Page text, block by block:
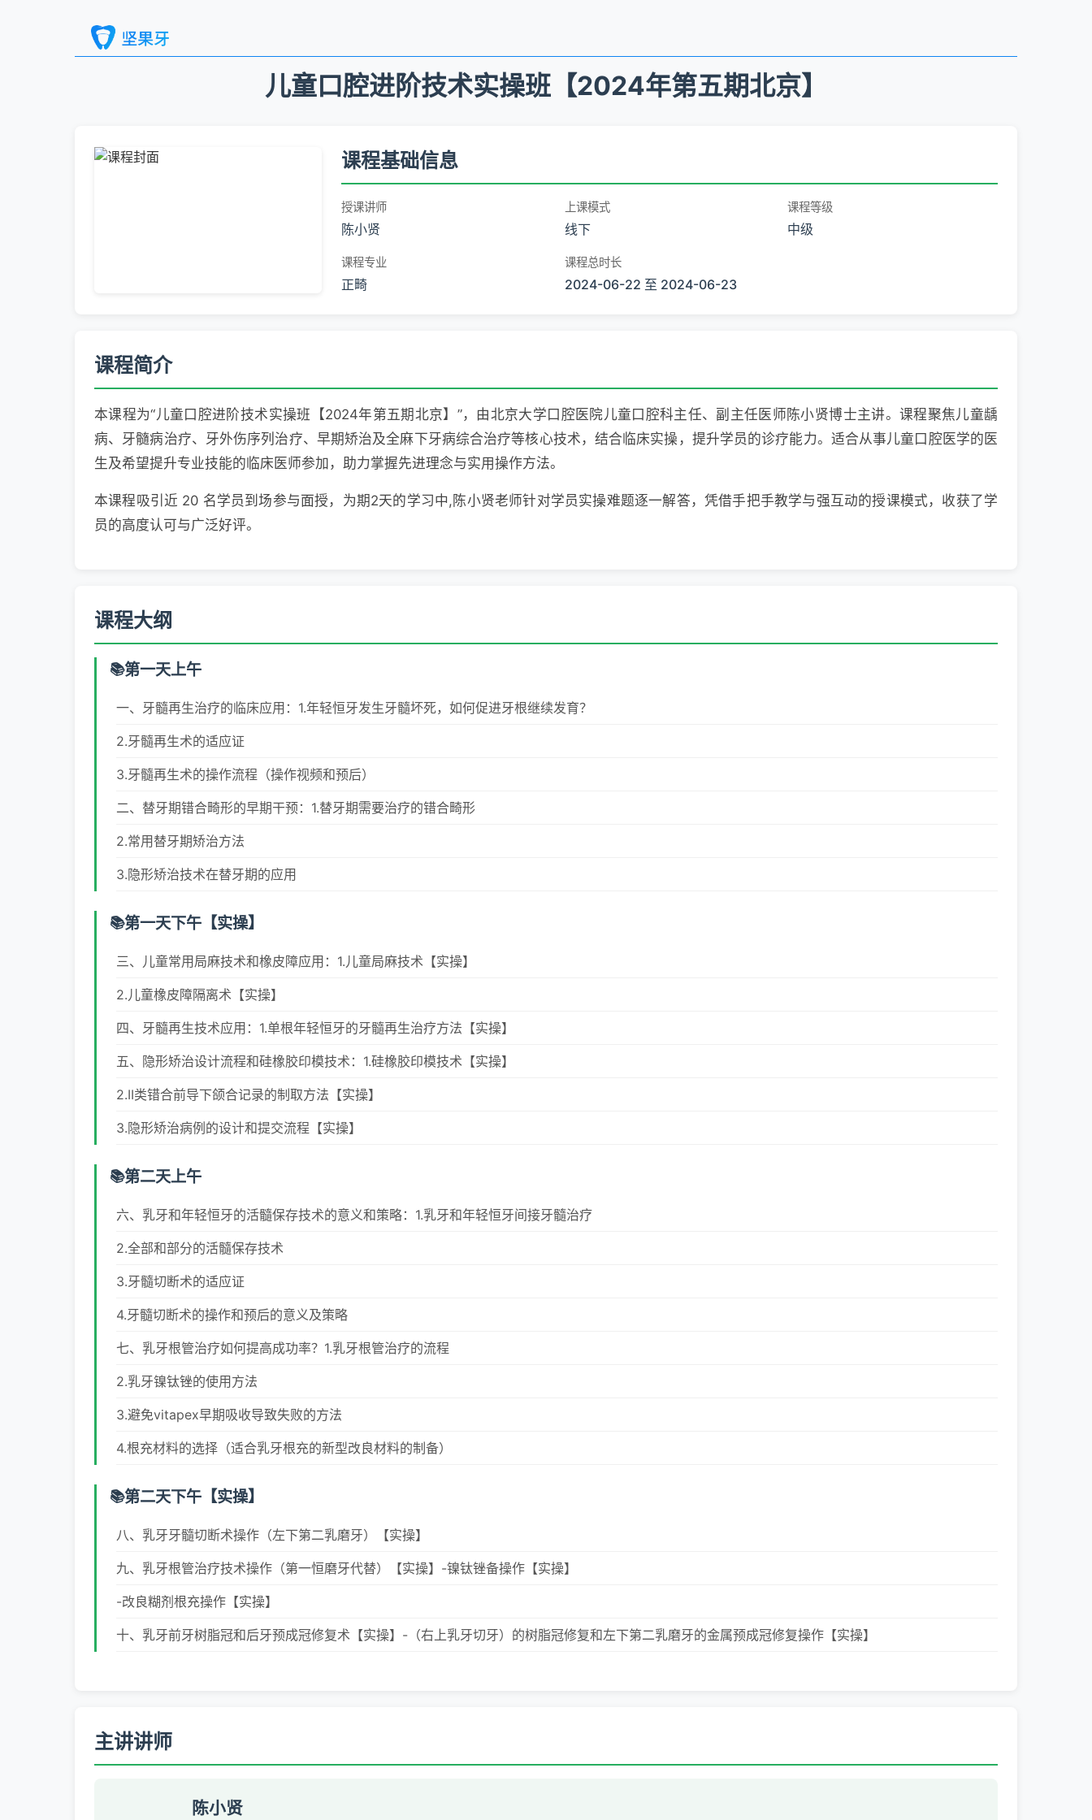
儿童口腔进阶技术实操班【2024年第五期北京】
课程基础信息
授课讲师
陈小贤
上课模式
线下
课程等级
中级
课程专业
正畸
课程总时长
2024-06-22 至 2024-06-23
课程简介
本课程为“儿童口腔进阶技术实操班【2024年第五期北京】”，由北京大学口腔医院儿童口腔科主任、副主任医师陈小贤博士主讲。课程聚焦儿童龋
病、牙髓病治疗、牙外伤序列治疗、早期矫治及全麻下牙病综合治疗等核心技术，结合临床实操，提升学员的诊疗能力。适合从事儿童口腔医学的医
生及希望提升专业技能的临床医师参加，助力掌握先进理念与实用操作方法。
本课程吸引近 20 名学员到场参与面授，为期2天的学习中,陈小贤老师针对学员实操难题逐一解答，凭借手把手教学与强互动的授课模式，收获了学
员的高度认可与广泛好评。
课程大纲
第一天上午
一、牙髓再生治疗的临床应用：1.年轻恒牙发生牙髓坏死，如何促进牙根继续发育？
2.牙髓再生术的适应证
3.牙髓再生术的操作流程（操作视频和预后）
二、替牙期错合畸形的早期干预：1.替牙期需要治疗的错合畸形
2.常用替牙期矫治方法
3.隐形矫治技术在替牙期的应用
第一天下午【实操】
三、儿童常用局麻技术和橡皮障应用：1.儿童局麻技术【实操】
2.儿童橡皮障隔离术【实操】
四、牙髓再生技术应用：1.单根年轻恒牙的牙髓再生治疗方法【实操】
五、隐形矫治设计流程和硅橡胶印模技术：1.硅橡胶印模技术【实操】
2.II类错合前导下颌合记录的制取方法【实操】
3.隐形矫治病例的设计和提交流程【实操】
第二天上午
六、乳牙和年轻恒牙的活髓保存技术的意义和策略：1.乳牙和年轻恒牙间接牙髓治疗
2.全部和部分的活髓保存技术
3.牙髓切断术的适应证
4.牙髓切断术的操作和预后的意义及策略
七、乳牙根管治疗如何提高成功率？1.乳牙根管治疗的流程
2.乳牙镍钛锉的使用方法
3.避免vitapex早期吸收导致失败的方法
4.根充材料的选择（适合乳牙根充的新型改良材料的制备）
第二天下午【实操】
八、乳牙牙髓切断术操作（左下第二乳磨牙）【实操】
九、乳牙根管治疗技术操作（第一恒磨牙代替）【实操】-镍钛锉备操作【实操】
-改良糊剂根充操作【实操】
十、乳牙前牙树脂冠和后牙预成冠修复术【实操】-（右上乳牙切牙）的树脂冠修复和左下第二乳磨牙的金属预成冠修复操作【实操】
主讲讲师
陈小贤